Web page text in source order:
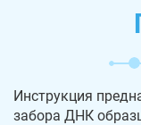
Инструкция
забора ДНК